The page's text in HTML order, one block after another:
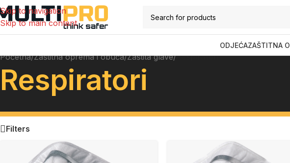
Skip to navigation
Skip to main content
ODJEĆAZAŠTITNA
Početna/Zaštitna oprema i obuća/Zaštita glave/Respiratori
Respiratori
Filters